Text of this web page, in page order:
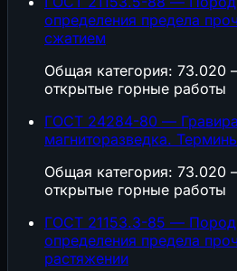
определения предела
сжатием
Общая категория: 73.020
открытые горные работы
ГОСТ 24284-80 —
магниторазведка.
Общая категория: 73.020
открытые горные работы
ГОСТ 21153.3-85 —
определения предела
растяжении